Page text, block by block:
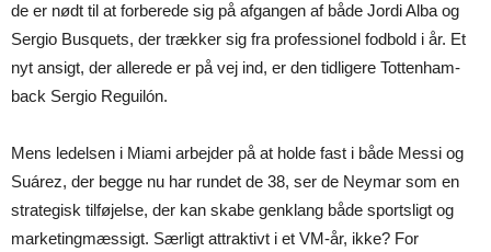
de er nødt til at forberede sig på afgangen af både Jordi Alba og
Sergio Busquets, der trækker sig fra professionel fodbold i år. Et
nyt ansigt, der allerede er på vej ind, er den tidligere Tottenham-
back Sergio Reguilón.
Mens ledelsen i Miami arbejder på at holde fast i både Messi og
Suárez, der begge nu har rundet de 38, ser de Neymar som en
strategisk tilføjelse, der kan skabe genklang både sportsligt og
marketingmæssigt. Særligt attraktivt i et VM-år, ikke? For